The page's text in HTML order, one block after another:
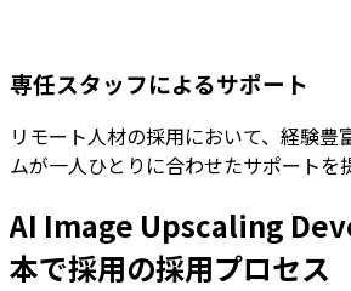
専任スタッフによるサポート
リモート人材の採用において、経験豊
ムが一人ひとりに合わせたサポートを
AI Image Upscaling
本で採用の採用プロセス